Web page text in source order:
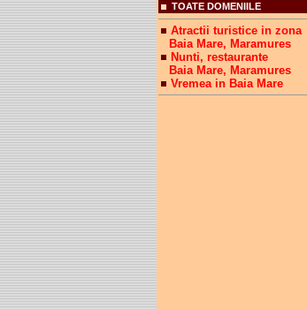
TOATE DOMENIILE
Atractii turistice in zona
Baia Mare, Maramures
Nunti, restaurante
Baia Mare, Maramures
Vremea in Baia Mare